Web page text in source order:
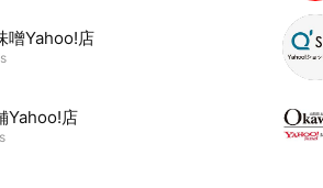
噌Yahoo!店
Yahoo!店